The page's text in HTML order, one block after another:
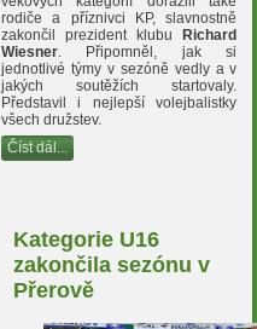
rodiče a příznivci KP, slavnostně
zakončil prezident klubuRichard
Wiesner. Připomněl, jak si
jednotlivé týmy v sezóně vedly a v
jakých soutěžích startovaly.
Představil i nejlepší volejbalistky
všech družstev.
Číst dál...
Kategorie U16
zakončila sezónu v
Přerově